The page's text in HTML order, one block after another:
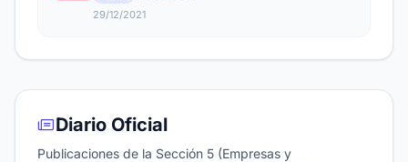
29/12/2021
Diario Oficial
Publicaciones de la Sección 5 (Empresas y